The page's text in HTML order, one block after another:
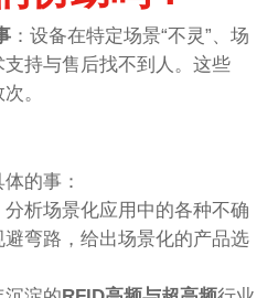
：设备在特定场景“不灵”、场
持与售后找不到人。这些
。
的事：
分析场景化应用中的各种不确
弯路，给出场景化的产品选